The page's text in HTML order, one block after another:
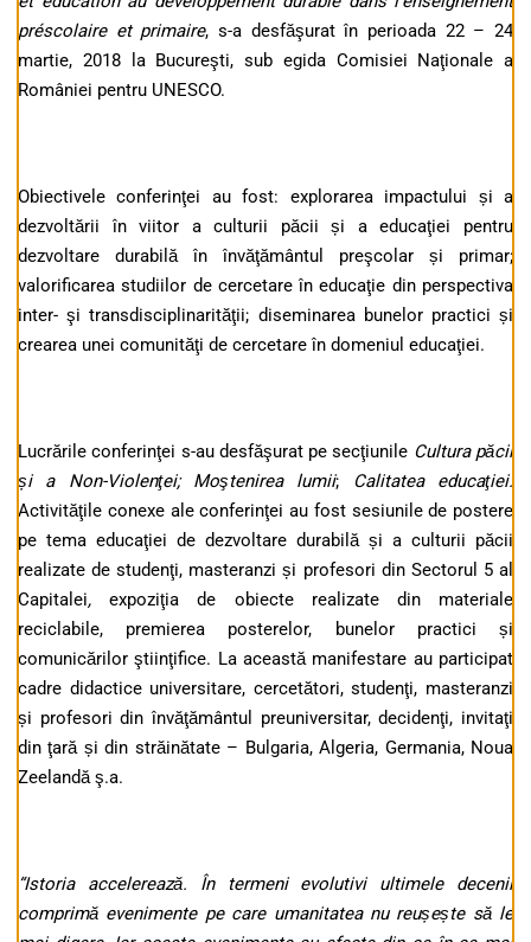
préscolaire et primaire, s-a desfăşurat în perioada 22 – 24
martie, 2018 la Bucureşti, sub egida Comisiei Naţionale a
României pentru UNESCO.
Obiectivele conferinţei au fost: explorarea impactului și a
dezvoltării în viitor a culturii păcii și a educaţiei pentru
dezvoltare durabilă în învăţământul preşcolar și primar;
valorificarea studiilor de cercetare în educaţie din perspectiva
inter- şi transdisciplinarităţii; diseminarea bunelor practici și
crearea unei comunităţi de cercetare în domeniul educaţiei.
Lucrările conferinţei s-au desfăşurat pe secţiunile Cultura păcii
și a Non-Violenţei; Moştenirea lumii; Calitatea educaţiei.
Activităţile conexe ale conferinţei au fost sesiunile de postere
pe tema educaţiei de dezvoltare durabilă și a culturii păcii
realizate de studenţi, masteranzi și profesori din Sectorul 5 al
Capitalei,expoziţia de obiecte realizate din materiale
reciclabile, premierea posterelor, bunelor practici și
comunicărilor ştiinţifice. La această manifestare au participat
cadre didactice universitare, cercetători, studenţi, masteranzi
și profesori din învăţământul preuniversitar, decidenţi, invitaţi
din ţară și din străinătate – Bulgaria, Algeria, Germania, Noua
Zeelandă ş.a.
“Istoria accelerează. În termeni evolutivi ultimele decenii
comprimă evenimente pe care umanitatea nu reușește să le